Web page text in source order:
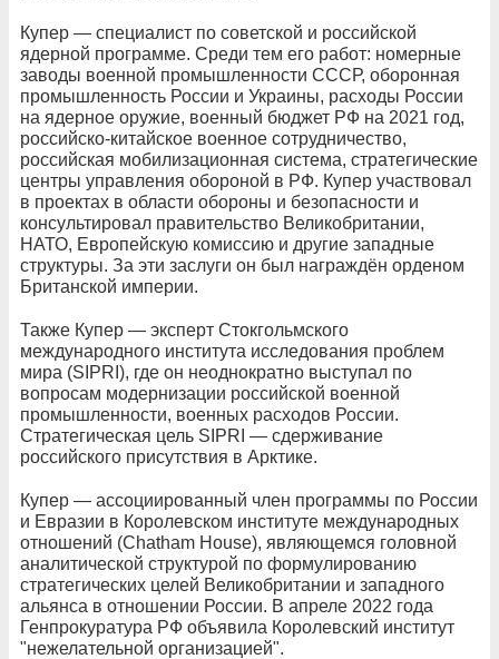
Купер — специалист по советской и российской
ядерной программе. Среди тем его работ: номерные
заводы военной промышленности СССР, оборонная
промышленность России и Украины, расходы России
на ядерное оружие, военный бюджет РФ на 2021 год,
российско-китайское военное сотрудничество,
российская мобилизационная система, стратегические
центры управления обороной в РФ. Купер участвовал
в проектах в области обороны и безопасности и
консультировал правительство Великобритании,
НАТО, Европейскую комиссию и другие западные
структуры. За эти заслуги он был награждён орденом
Британской империи.
Также Купер — эксперт Стокгольмского
международного института исследования проблем
мира (SIPRI), где он неоднократно выступал по
вопросам модернизации российской военной
промышленности, военных расходов России.
Стратегическая цель SIPRI — сдерживание
российского присутствия в Арктике.
Купер — ассоциированный член программы по России
и Евразии в Королевском институте международных
отношений (Chatham House), являющемся головной
аналитической структурой по формулированию
стратегических целей Великобритании и западного
альянса в отношении России. В апреле 2022 года
Генпрокуратура РФ объявила Королевский институт
"нежелательной организацией".